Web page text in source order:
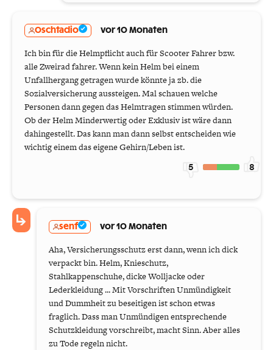
Oschtadio vor 10 Monaten
Ich bin für die Helmpflicht auch für Scooter Fahrer bzw.
alle Zweirad fahrer. Wenn kein Helm bei einem
Unfallhergang getragen wurde könnte ja zb. die
Sozialversicherung aussteigen. Mal schauen welche
Personen dann gegen das Helmtragen stimmen würden.
Ob der Helm Minderwertig oder Exklusiv ist wäre dann
dahingestellt. Das kann man dann selbst entscheiden wie
wichtig einem das eigene Gehirn/Leben ist.
5 8
senf vor 10 Monaten
Aha, Versicherungsschutz erst dann, wenn ich dick
verpackt bin. Helm, Knieschutz,
Stahlkappenschuhe, dicke Wolljacke oder
Lederkleidung ... Mit Vorschriften Unmündigkeit
und Dummheit zu beseitigen ist schon etwas
fraglich. Dass man Unmündigen entsprechende
Schutzkleidung vorschreibt, macht Sinn. Aber alles
zu Tode regeln nicht.